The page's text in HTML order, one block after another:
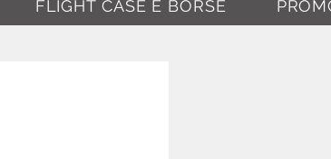
FLIGHT CASE E BORSE